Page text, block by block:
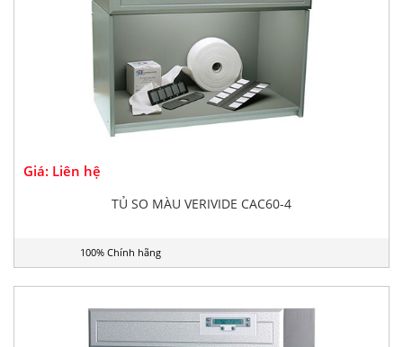
Giá: Liên hệ
TỦ SO MÀU VERIVIDE CAC60-4
100% Chính hãng